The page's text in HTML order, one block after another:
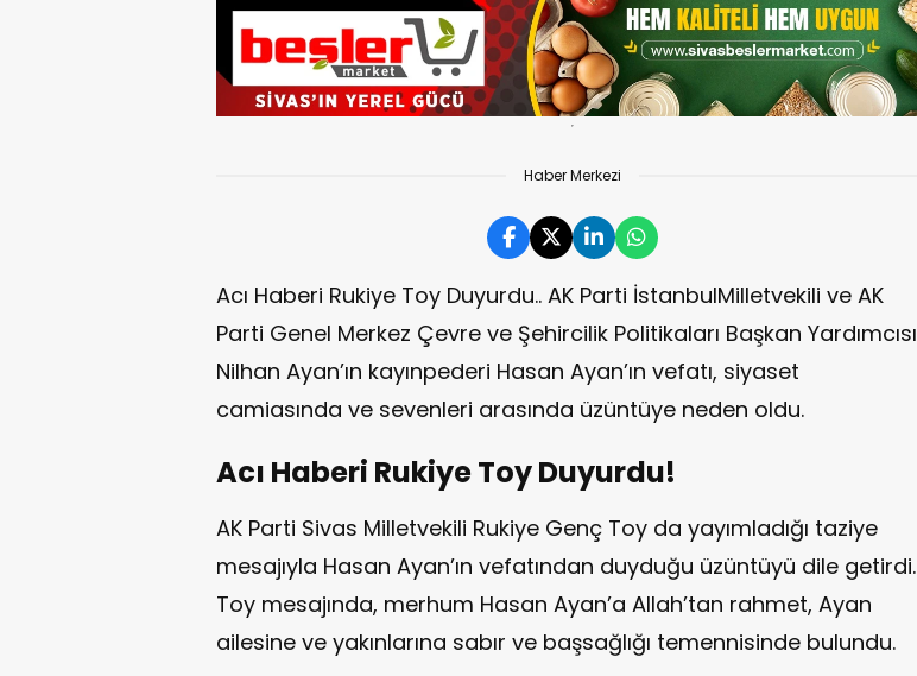
Haber Merkezi
Acı Haberi Rukiye Toy Duyurdu.. AK Parti İstanbulMilletvekili ve AK
Parti Genel Merkez Çevre ve Şehircilik Politikaları Başkan Yardımcısı
Nilhan Ayan’ın kayınpederi Hasan Ayan’ın vefatı, siyaset
camiasında ve sevenleri arasında üzüntüye neden oldu.
Acı Haberi Rukiye Toy Duyurdu!
AK Parti Sivas Milletvekili Rukiye Genç Toy da yayımladığı taziye
mesajıyla Hasan Ayan’ın vefatından duyduğu üzüntüyü dile getirdi.
Toy mesajında, merhum Hasan Ayan’a Allah’tan rahmet, Ayan
ailesine ve yakınlarına sabır ve başsağlığı temennisinde bulundu.